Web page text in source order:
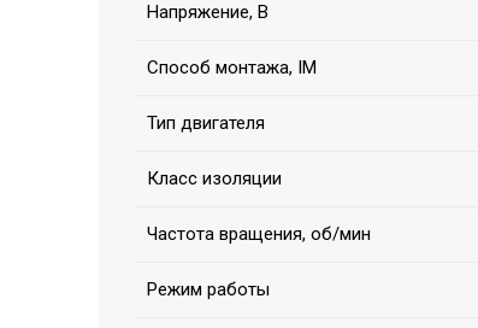
Напряжение, В
Способ монтажа, IM
Тип двигателя
Класс изоляции
Частота вращения, об/мин
Режим работы